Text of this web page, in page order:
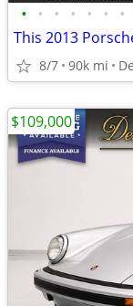
• • • • • • •
8/7 90k mi
$109,000